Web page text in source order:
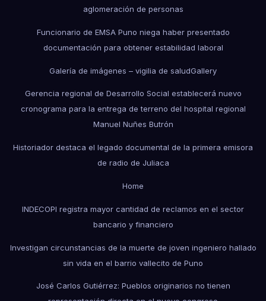
aglomeración de personas
Funcionario de EMSA Puno niega haber presentado
documentación para obtener estabilidad laboral
Galería de imágenes – vigilia de saludGallery
Gerencia regional de Desarrollo Social establecerá nuevo
cronograma para la entrega de terreno del hospital regional
Manuel Nuñes Butrón
Historiador destaca el legado documental de la primera emisora
de radio de Juliaca
Home
INDECOPI registra mayor cantidad de reclamos en el sector
bancario y financiero
Investigan circunstancias de la muerte de joven ingeniero hallado
sin vida en el barrio vallecito de Puno
José Carlos Gutiérrez: Pueblos originarios no tienen